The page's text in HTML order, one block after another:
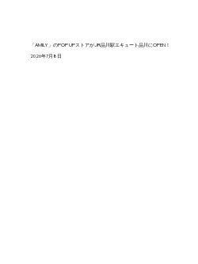
2026年7月8日
「AMILY」のPOP UPストアがJR品川駅エキュート品川にOPEN！